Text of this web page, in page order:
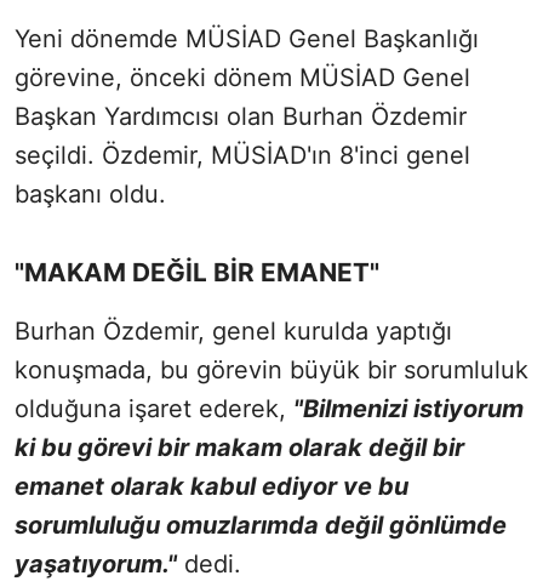
Yeni dönemde MÜSİAD Genel Başkanlığı
görevine, önceki dönem MÜSİAD Genel
Başkan Yardımcısı olan Burhan Özdemir
seçildi. Özdemir, MÜSİAD'ın 8'inci genel
başkanı oldu.
"MAKAM DEĞİL BİR EMANET"
Burhan Özdemir, genel kurulda yaptığı
konuşmada, bu görevin büyük bir sorumluluk
olduğuna işaret ederek, "Bilmenizi istiyorum
ki bu görevi bir makam olarak değil bir
emanet olarak kabul ediyor ve bu
sorumluluğu omuzlarımda değil gönlümde
yaşatıyorum."dedi.